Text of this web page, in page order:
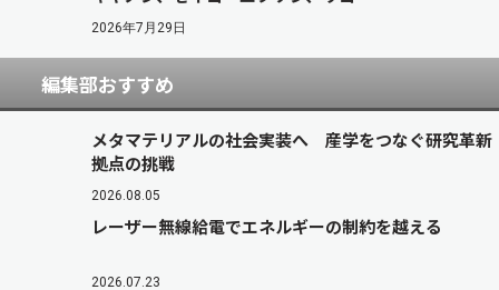
2026年7月29日
編集部おすすめ
メタマテリアルの社会実装へ 産学をつなぐ研究革新
拠点の挑戦
2026.08.05
レーザー無線給電でエネルギーの制約を越える
2026.07.23